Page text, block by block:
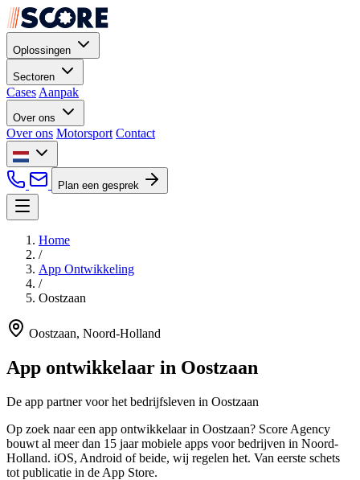
Oplossingen
Sectoren
Cases Aanpak
Over ons
Over ons Motorsport Contact
Plan een gesprek
Home
/
App Ontwikkeling
/
Oostzaan
Oostzaan, Noord-Holland
App ontwikkelaar in Oostzaan
De app partner voor het bedrijfsleven in Oostzaan
Op zoek naar een app ontwikkelaar in Oostzaan? Score Agency
bouwt al meer dan 15 jaar mobiele apps voor bedrijven in Noord-
Holland. iOS, Android of beide, wij regelen het. Van eerste schets
tot publicatie in de App Store.